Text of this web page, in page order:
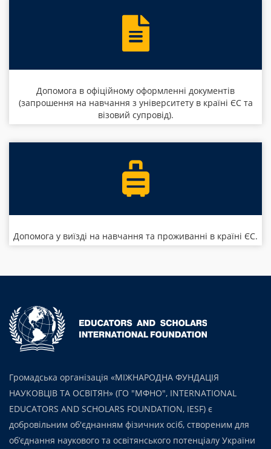
Допомога в офіційному оформленні документів
(запрошення на навчання з університету в країні ЄС та
візовий супровід).
Допомога у виїзді на навчання та проживанні в країні ЄС.
Громадська організація «МІЖНАРОДНА ФУНДАЦІЯ
НАУКОВЦІВ ТА ОСВІТЯН» (ГО "МФНО", INTERNATIONAL
EDUCATORS AND SCHOLARS FOUNDATION, IESF) є
добровільним об'єднанням фізичних осіб, створеним для
об’єднання наукового та освітянського потенціалу України